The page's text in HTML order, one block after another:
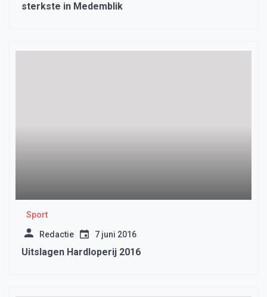
sterkste in Medemblik
Sport
Redactie 7 juni 2016
Uitslagen Hardloperij 2016